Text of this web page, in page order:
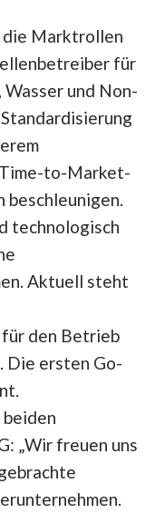
die Marktrollen
für
Wasser und Non-
to-Market-
beschleunigen.
technologisch
Aktuell steht
den Betrieb
Die ersten Go-
beiden
„Wir freuen uns